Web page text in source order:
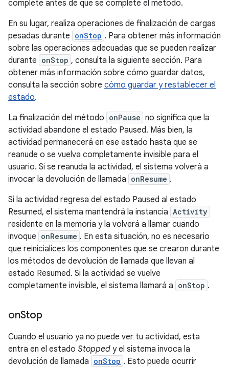
complete antes de que se complete el método.
En su lugar, realiza operaciones de finalización de cargas
pesadas durante onStop . Para obtener más información
sobre las operaciones adecuadas que se pueden realizar
durante onStop , consulta la siguiente sección. Para
obtener más información sobre cómo guardar datos,
consulta la sección sobre cómo guardar y restablecer el
estado.
La finalización del método onPause no significa que la
actividad abandone el estado Paused. Más bien, la
actividad permanecerá en ese estado hasta que se
reanude o se vuelva completamente invisible para el
usuario. Si se reanuda la actividad, el sistema volverá a
invocar la devolución de llamada onResume .
Si la actividad regresa del estado Paused al estado
Resumed, el sistema mantendrá la instancia Activity
residente en la memoria y la volverá a llamar cuando
invoque onResume . En esta situación, no es necesario
que reinicialices los componentes que se crearon durante
los métodos de devolución de llamada que llevan al
estado Resumed. Si la actividad se vuelve
completamente invisible, el sistema llamará a onStop .
onStop
Cuando el usuario ya no puede ver tu actividad, esta
entra en el estado Stopped y el sistema invoca la
devolución de llamada onStop . Esto puede ocurrir